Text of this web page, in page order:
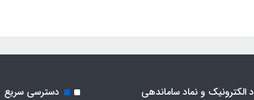
الکترونیک و نماد ساماندهی دسترسی سریع